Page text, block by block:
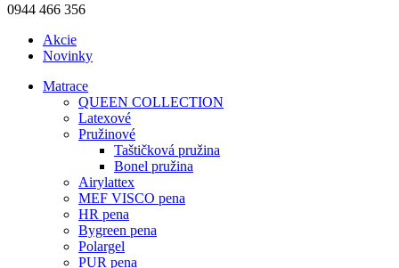
0944 466 356
Akcie
Novinky
Matrace
QUEEN COLLECTION
Latexové
Pružinové
Taštičková pružina
Bonel pružina
Airylattex
MEF VISCO pena
HR pena
Bygreen pena
Polargel
PUR pena